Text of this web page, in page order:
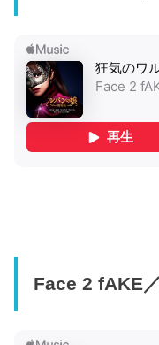
Face 2 fAKE